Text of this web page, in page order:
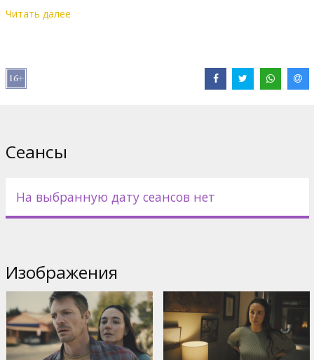
Фильм на английском языке с субтитрами на латышском и
Дистрибьютор:
Читать далее
Сеансы
На выбранную дату сеансов нет
Изображения